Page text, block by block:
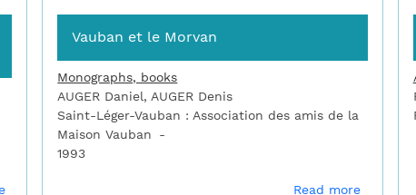
about Vauban : l'homme, l'ingénieur, le réformateur
Vauban et le Morvan
Monographs, books
AUGER Daniel, AUGER Denis
Saint-Léger-Vauban : Association des amis de la
Maison Vauban
1993
Read moreabout